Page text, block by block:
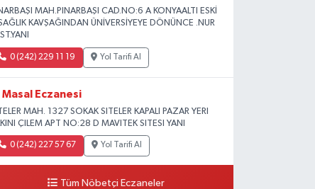
MAH.PINARBAŞI CAD.NO:6 A KONYAALTI ESKİ
SAĞLIK KAVŞAĞINDAN ÜNİVERSİYEYE DÖNÜNCE .NUR
0 (242) 229 11 19 Yol Tarifi Al
Masal Eczanesi
MAH. 1327 SOKAK SITELER KAPALI PAZAR YERI
ÇILEM APT NO:28 D MAVITEK SITESI YANI
0 (242) 227 57 67 Yol Tarifi Al
Tüm Nöbetçi Eczaneler